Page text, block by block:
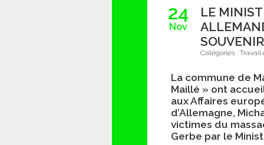
24
Nov
LE
Catégories :Travail
La commune de
Maillé » ont
aux Affaires
d’Allemagne,
victimes du
Gerbe par le